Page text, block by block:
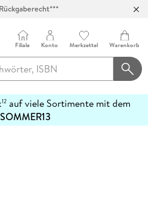
Filiale Konto Merkzettel Warenkorb
12auf viele Sortimente mit dem
SOMMER13